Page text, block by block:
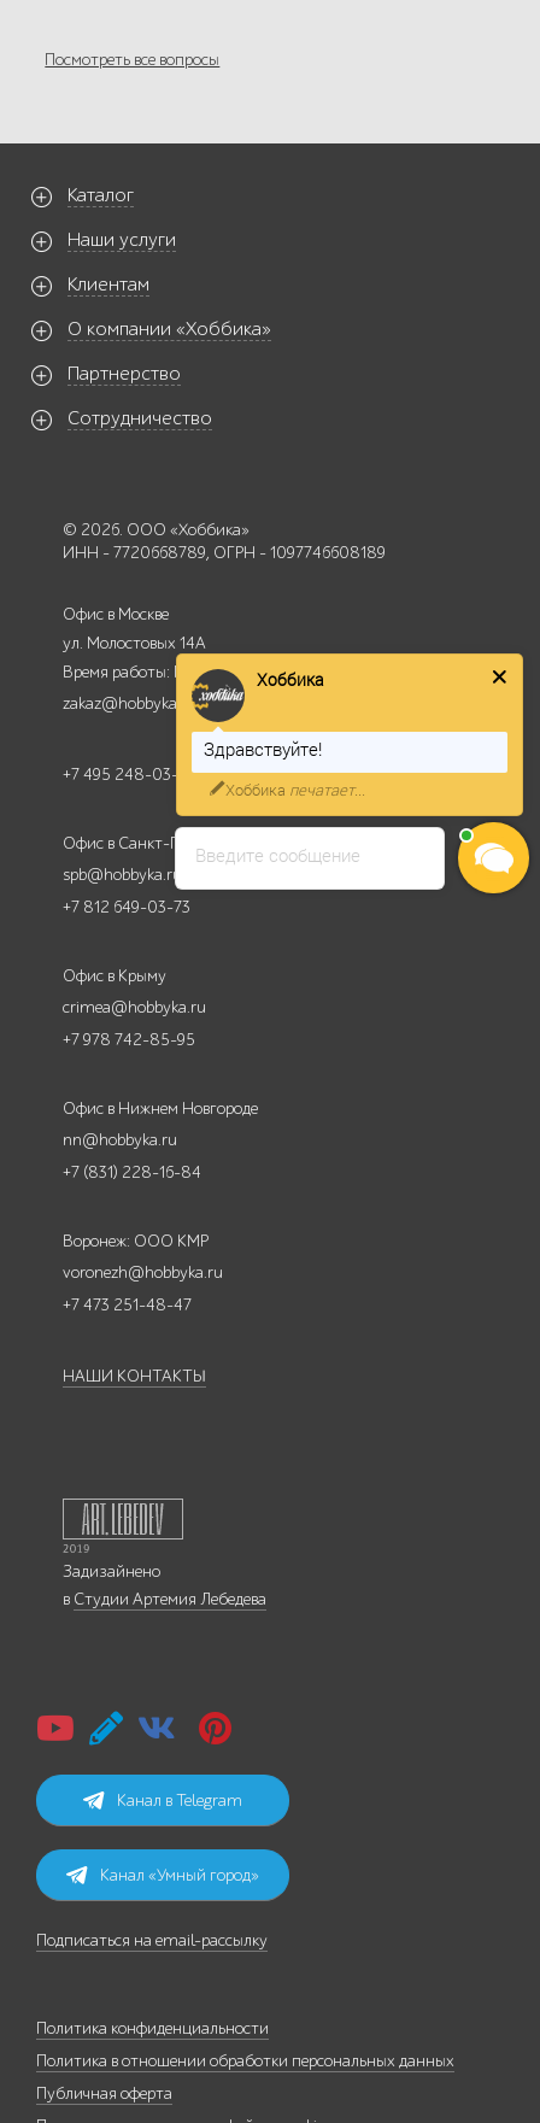
Посмотреть все вопросы
Каталог
Наши услуги
Клиентам
О компании «Хоббика»
Партнерство
Сотрудничество
© 2026. ООО «Хоббика»
ИНН - 7720668789, ОГРН - 1097746608189
Офис в Москве
ул. Молостовых 14А
Время работы: Пн-Пт - с 9:00 до 18:00
zakaz@hobbyka.ru
+7 495 248-03-18
Офис в Санкт-Петербурге
spb@hobbyka.ru
+7 812 649-03-73
Офис в Крыму
crimea@hobbyka.ru
+7 978 742-85-95
Офис в Нижнем Новгороде
nn@hobbyka.ru
+7 (831) 228-16-84
Воронеж: ООО КМР
voronezh@hobbyka.ru
+7 473 251-48-47
НАШИ КОНТАКТЫ
Задизайнено
в Студии Артемия Лебедева
Канал в Telegram
Канал «Умный город»
Подписаться на email-рассылку
Политика конфиденциальности
Политика в отношении обработки персональных данных
Публичная оферта
Введите сообщение
Здравствуйте!
Готовы оперативно Вас
проконсультировать